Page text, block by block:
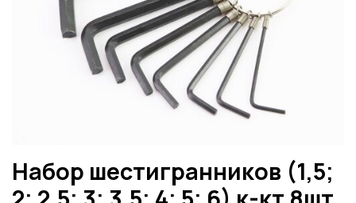
Набор шестигранников (1,5;